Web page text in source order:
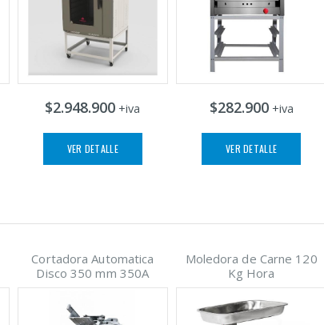
$2.948.900 +iva
VER DETALLE
$282.900+iva
VER DETALLE
Cortadora Automatica
Disco 350 mm 350A
Moledora de Carne 120
Kg Hora